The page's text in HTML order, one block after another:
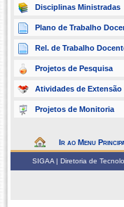
Disciplinas Ministradas
Plano de Trabalho
Rel. de Trabalho
Projetos de Pesquisa
Atividades de Extensão
Projetos de Monitoria
Ir ao Menu
SIGAA | Diretoria de